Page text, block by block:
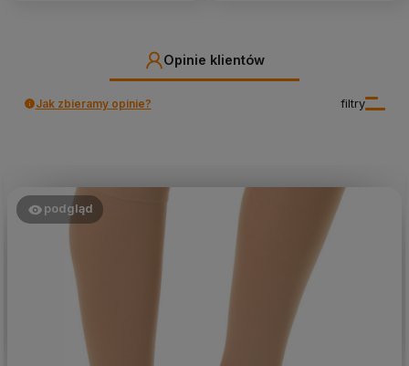
Opinie klientów
filtry
Jak zbieramy opinie?
podgląd